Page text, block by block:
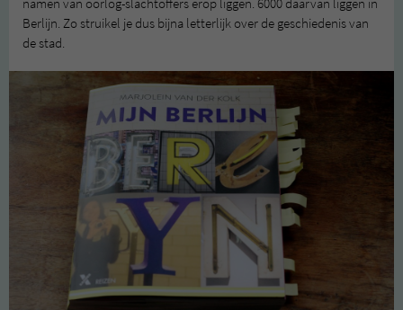
Berlijn. Zo struikel je dus bijna letterlijk over de geschiedenis van
de stad.